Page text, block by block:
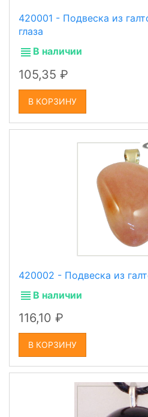
420001 - Подвеска из
глаза
В наличии
105,35
В КОРЗИНУ
420002 - Подвеска из
В наличии
116,10
В КОРЗИНУ